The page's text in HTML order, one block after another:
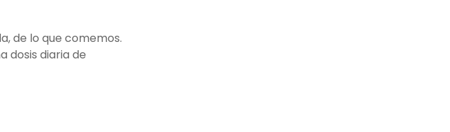
de lo que comemos.
dosis diaria de